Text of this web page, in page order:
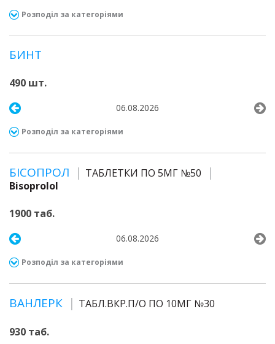
Розподіл за категоріями
БИНТ
490 шт.
06.08.2026
Розподіл за категоріями
БІСОПРОЛ
ТАБЛЕТКИ ПО 5МГ №50
Bisoprolol
1900 таб.
06.08.2026
Розподіл за категоріями
ВАНЛЕРК ТАБЛ.ВКР.П/О ПО 10МГ №30
930 таб.